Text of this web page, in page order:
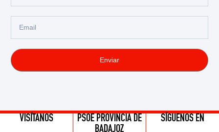
Enviar
VISÍTANOS
PSOE PROVINCIA DE
BADAJOZ
SÍGUENOS EN